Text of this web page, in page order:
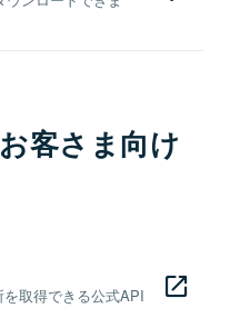
客さま向け
取得できる公式API